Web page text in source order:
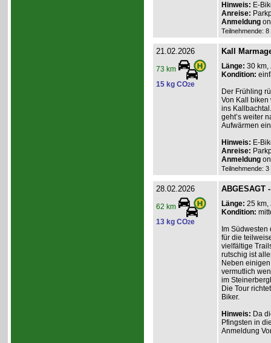
Hinweis: E-
Anreise:
Anmeldung
Teilnehmende:
21.02.2026
73 km
15 kg CO2e
Kall
Länge: 30 km,
Kondition:
Der Frühling
Von Kall biken
ins
geht’s weiter
Aufwärmen
Hinweis: E-
Anreise:
Anmeldung
Teilnehmende:
28.02.2026
62 km
13 kg CO2e
ABGESAGT
Länge: 25 km,
Kondition:
Im
für die
vielfältige
rutschig ist
Neben
vermutlich
im
Die Tour
Biker.
Hinweis: Da
Pfingsten in
Anmeldung